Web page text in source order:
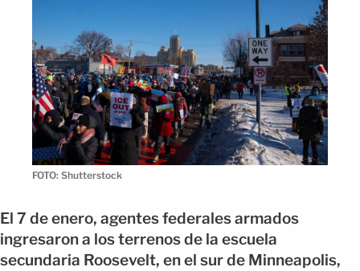
FOTO: Shutterstock
El 7 de enero, agentes federales armados
ingresaron a los terrenos de la escuela
secundaria Roosevelt, en el sur de Minneapolis,